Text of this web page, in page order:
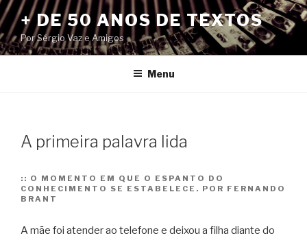
Pular
para
o
conteúdo
+ DE 50 ANOS DE TEXTOS
Por Sérgio Vaz e Amigos
Menu
A primeira palavra lida
:: O MOMENTO EM QUE O ESPANTO DO
CONHECIMENTO SE ESTABELECE. POR FERNANDO
BRANT
A mãe foi atender ao telefone e deixou a filha diante do